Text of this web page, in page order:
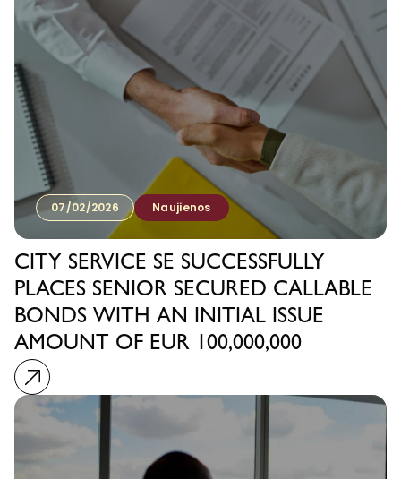
07/02/2026 Naujienos
CITY SERVICE SE SUCCESSFULLY
PLACES SENIOR SECURED CALLABLE
BONDS WITH AN INITIAL ISSUE
AMOUNT OF EUR 100,000,000